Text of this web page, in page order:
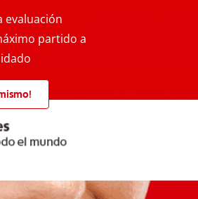
evaluación
partido a